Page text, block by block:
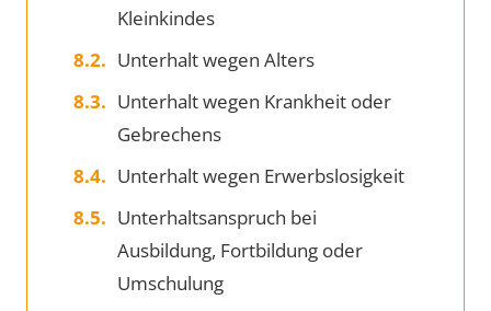
Kleinkindes
Unterhalt wegen Alters
Unterhalt wegen Krankheit oder
Gebrechens
Unterhalt wegen Erwerbslosigkeit
Unterhaltsanspruch bei
Ausbildung, Fortbildung oder
Umschulung